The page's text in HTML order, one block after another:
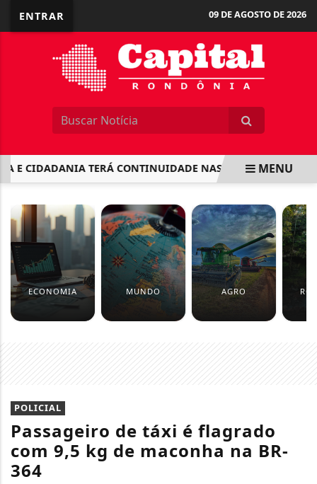
ENTRAR 09 DE AGOSTO DE 2026
E CIDADANIA TERÁ CONTINUIDADE NAS ESCOLASMENU
ECONOMIA MUNDO AGRO
POLICIAL
Passageiro de táxi é flagrado
com 9,5 kg de maconha na BR-
364